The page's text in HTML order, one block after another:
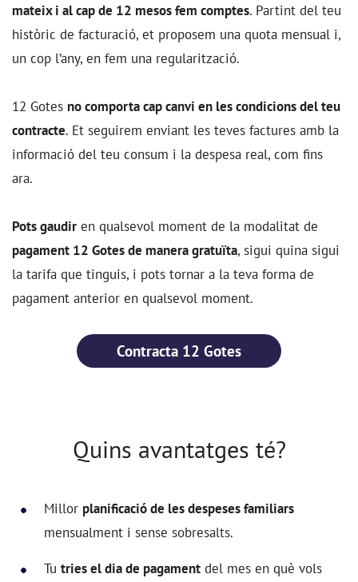
mateix i al cap de 12 mesos fem comptes. Partint del teu
històric de facturació, et proposem una quota mensual i,
un cop l’any, en fem una regularització.
12 Gotes no comporta cap canvi en les condicions del teu
contracte. Et seguirem enviant les teves factures amb la
informació del teu consum i la despesa real, com fins
ara.
Pots gaudir en qualsevol moment de la modalitat de
pagament 12 Gotes de manera gratuïta, sigui quina sigui
la tarifa que tinguis, i pots tornar a la teva forma de
pagament anterior en qualsevol moment.
Contracta 12 Gotes
Quins avantatges té?
Millor planificació de les despeses familiars
mensualment i sense sobresalts.
Tu tries el dia de pagament del mes en què vols